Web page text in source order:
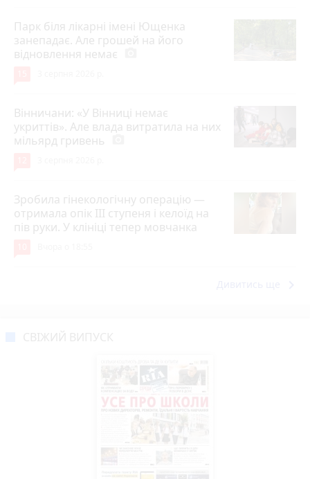
Парк біля лікарні імені Ющенка
занепадає. Але грошей на його
відновлення немає
Вінничани: «У Вінниці немає
укриттів». Але влада витратила на них
мільярд гривень
Зробила гінекологічну операцію —
отримала опік ІІІ ступеня і келоїд на
пів руки. У клініці тепер мовчанка